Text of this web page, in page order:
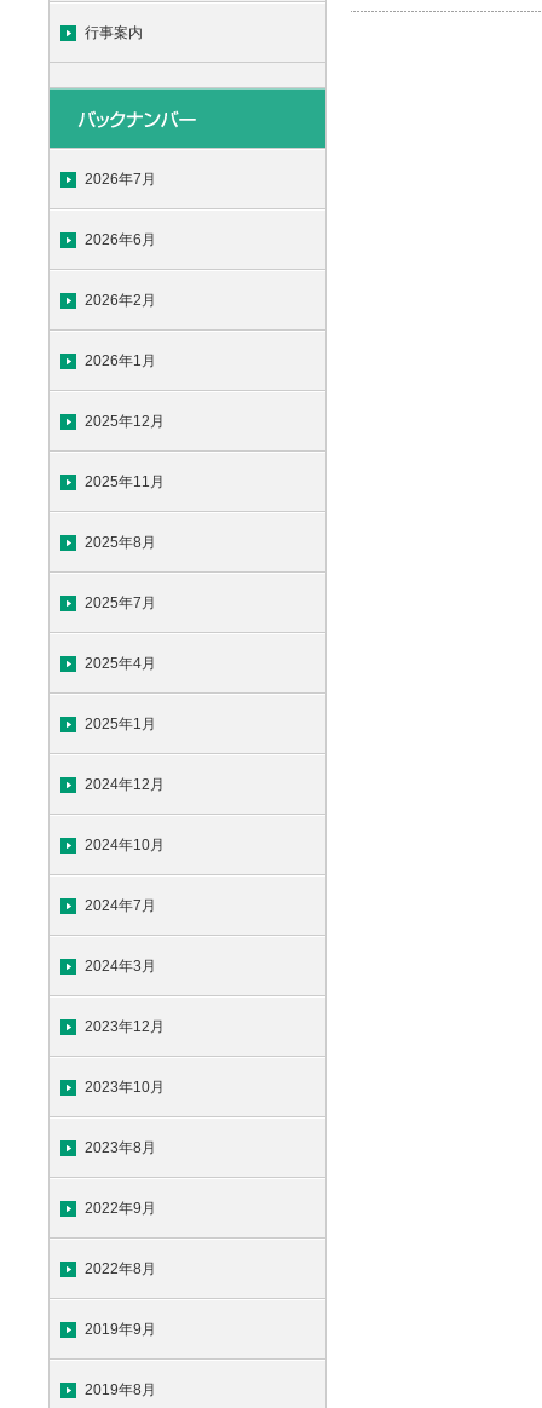
行事案内
2026年7月
2026年6月
2026年2月
2026年1月
2025年12月
2025年11月
2025年8月
2025年7月
2025年4月
2025年1月
2024年12月
2024年10月
2024年7月
2024年3月
2023年12月
2023年10月
2023年8月
2022年9月
2022年8月
2019年9月
2019年8月